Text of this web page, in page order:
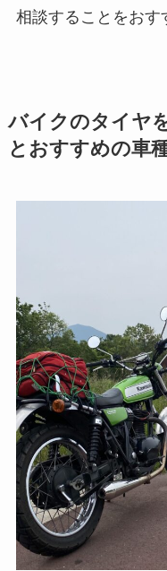
相談することをおす
バイクのタイヤ
とおすすめの車